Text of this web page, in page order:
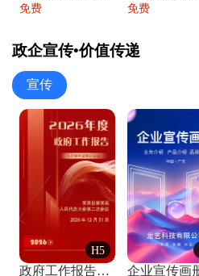
免费 免费
政企宣传•价值传递
宣传
H5
政府工作报告政府年终工作总结